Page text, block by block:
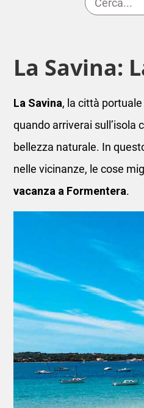
La Savina:
La Savina, la città portuale
quando arriverai sull’isola
bellezza naturale. In
nelle vicinanze, le cose
vacanza a Formentera.